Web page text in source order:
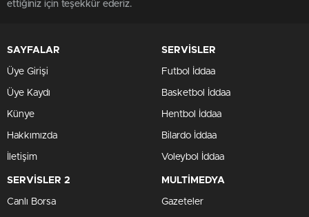
ettiğiniz için teşekkür ederiz.
SAYFALAR
Üye Girişi
Üye Kaydı
Künye
Hakkımızda
İletişim
SERVİSLER
Futbol İddaa
Basketbol İddaa
Hentbol İddaa
Bilardo İddaa
Voleybol İddaa
SERVİSLER 2
Canlı Borsa
MULTİMEDYA
Gazeteler